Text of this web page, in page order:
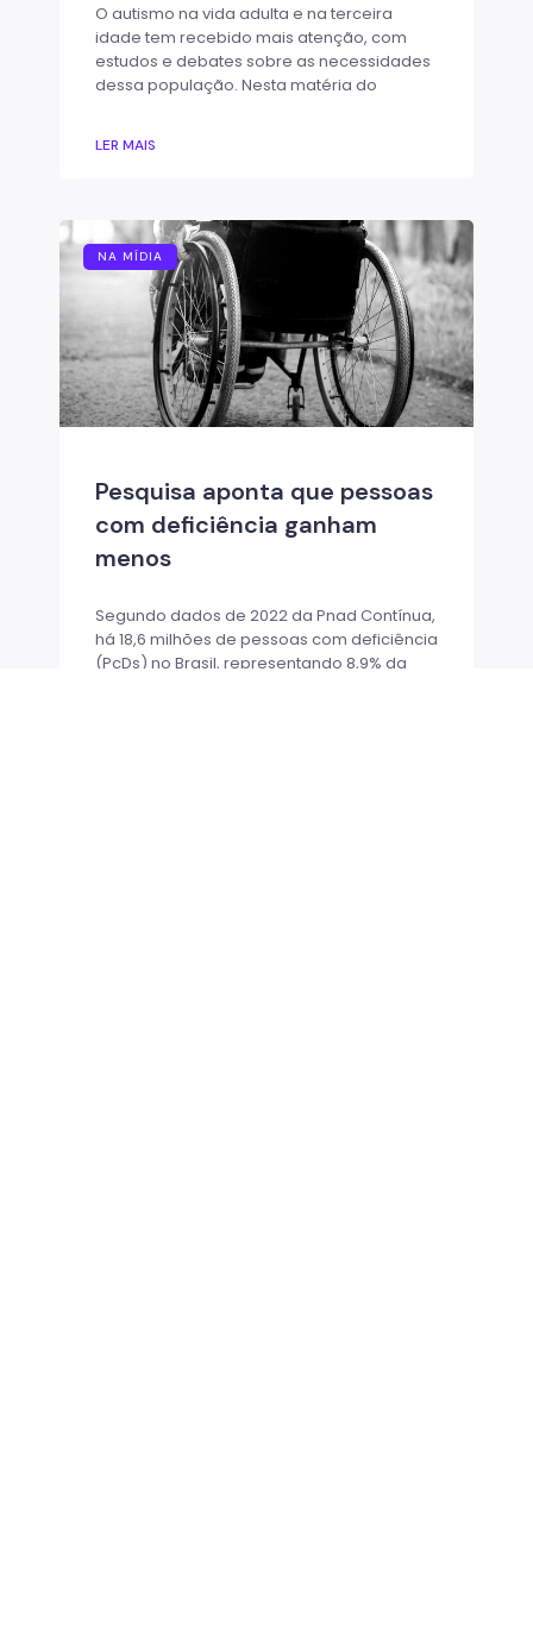
O autismo na vida adulta e na terceira
idade tem recebido mais atenção, com
estudos e debates sobre as necessidades
dessa população. Nesta matéria do
LER MAIS
NA MÍDIA
Pesquisa aponta que pessoas
com deficiência ganham
menos
Segundo dados de 2022 da Pnad Contínua,
há 18,6 milhões de pessoas com deficiência
(PcDs) no Brasil, representando 8,9% da